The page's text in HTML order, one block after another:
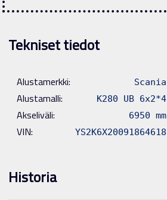
Tekniset tiedot
Alustamerkki: Scania
Alustamalli: K280 UB 6x2*4
Akseliväli: 6950 mm
VIN: YS2K6X20091864618
Historia